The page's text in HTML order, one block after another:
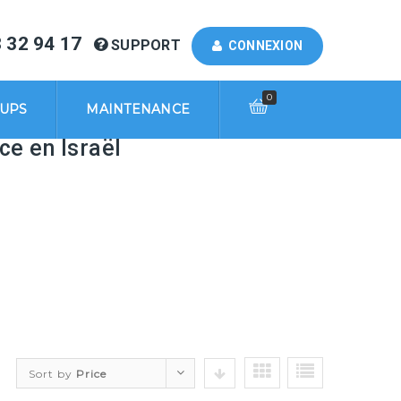
32 94 17 SUPPORT CONNEXION
0
MAINTENANCE
en Israël
Sort by Price